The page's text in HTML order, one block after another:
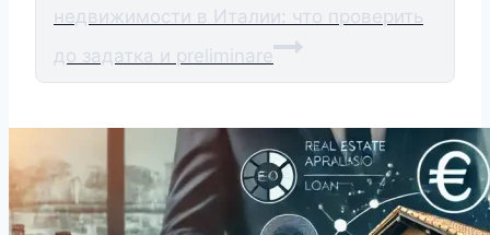
недвижимости в Италии: что проверить
до задатка и preliminare